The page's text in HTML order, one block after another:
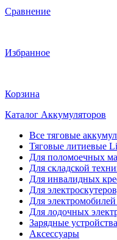
Сравнение
Избранное
Корзина
Каталог Аккумуляторов
Все тяговые
Тяговые литиевые
Для поломоечных
Для складской
Для инвалидных
Для
Для
Для лодочных
Зарядные
Аксессуары